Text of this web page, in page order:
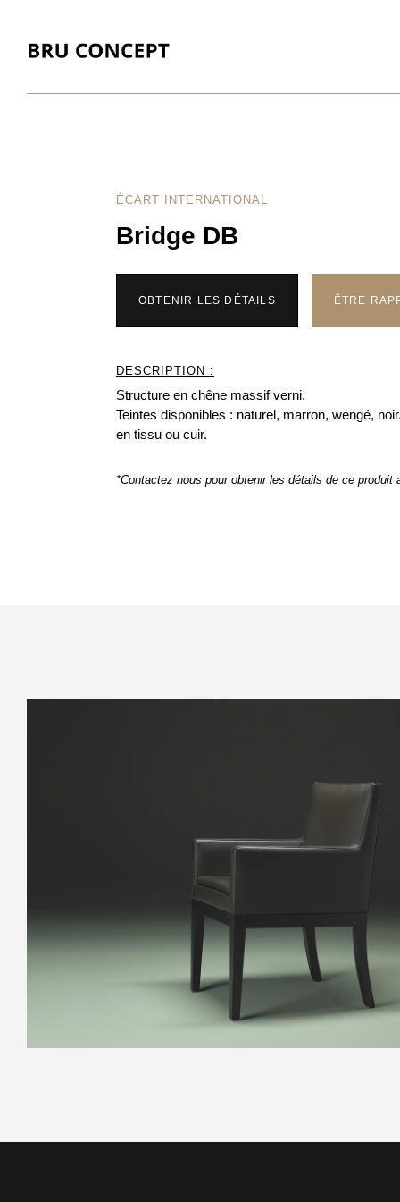
ÉCART INTERNATIONAL
Bridge DB
OBTENIR LES DÉTAILS ÊTRE
DESCRIPTION :
Structure en chêne massif verni.
Teintes disponibles : naturel, marron, wengé,
en tissu ou cuir.
*Contactez nous pour obtenir les détails de ce produit